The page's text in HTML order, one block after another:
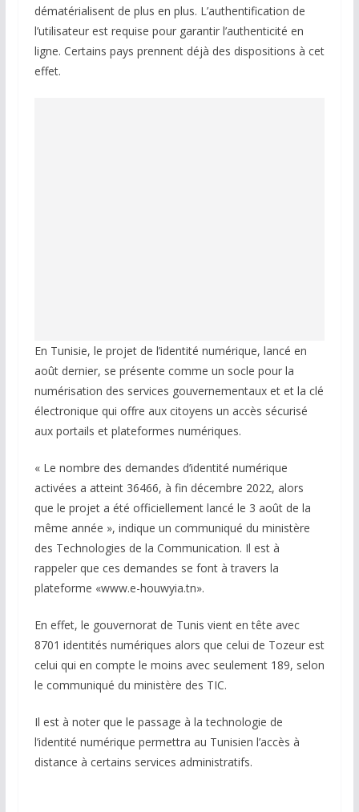
dématérialisent de plus en plus. L’authentification de
l’utilisateur est requise pour garantir l’authenticité en
ligne. Certains pays prennent déjà des dispositions à cet
effet.
En Tunisie, le projet de l’identité numérique, lancé en
août dernier, se présente comme un socle pour la
numérisation des services gouvernementaux et et la clé
électronique qui offre aux citoyens un accès sécurisé
aux portails et plateformes numériques.
« Le nombre des demandes d’identité numérique
activées a atteint 36466, à fin décembre 2022, alors
que le projet a été officiellement lancé le 3 août de la
même année », indique un communiqué du ministère
des Technologies de la Communication. Il est à
rappeler que ces demandes se font à travers la
plateforme «www.e-houwyia.tn».
En effet, le gouvernorat de Tunis vient en tête avec
8701 identités numériques alors que celui de Tozeur est
celui qui en compte le moins avec seulement 189, selon
le communiqué du ministère des TIC.
Il est à noter que le passage à la technologie de
l’identité numérique permettra au Tunisien l’accès à
distance à certains services administratifs.